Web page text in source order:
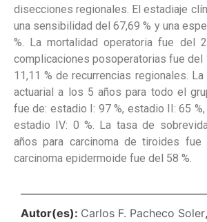
disecciones regionales. El estadiaje
una sensibilidad del 67,69 % y una
%. La mortalidad operatoria fue del
complicaciones posoperatorias fue del
11,11 % de recurrencias regionales.
actuarial a los 5 años para todo el
fue de: estadio I: 97 %, estadio II: 65
estadio IV: 0 %. La tasa de
años para carcinoma de tiroides
carcinoma epidermoide fue del 58 %.
Autor(es): Carlos F. Pacheco Soler,